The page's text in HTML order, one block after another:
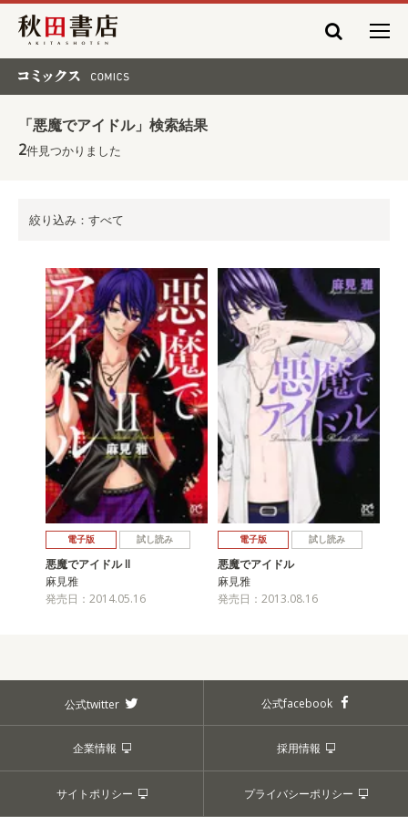
秋田書店
「悪魔でアイドル」検索結果
2件見つかりました
絞り込み：すべて
電子版 試し読み
悪魔でアイドル II
麻見雅
発売日：2014.05.16
電子版 試し読み
悪魔でアイドル
麻見雅
発売日：2013.08.16
公式twitter 公式facebook
企業情報 採用情報
サイトポリシー プライバシーポリシー